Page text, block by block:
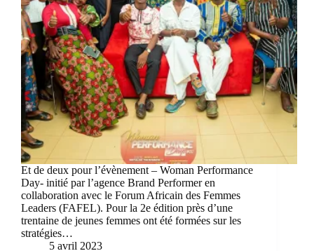
Et de deux pour l’évènement – Woman Performance
Day- initié par l’agence Brand Performer en
collaboration avec le Forum Africain des Femmes
Leaders (FAFEL). Pour la 2e édition près d’une
trentaine de jeunes femmes ont été formées sur les
stratégies…
5 avril 2023